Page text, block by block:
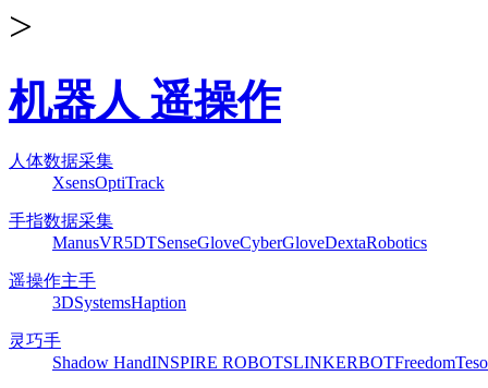
>
机器人 遥操作
人体数据采集
XsensOptiTrack
手指数据采集
ManusVR5DTSenseGloveCyberGloveDextaRobotics
遥操作主手
3DSystemsHaption
灵巧手
Shadow HandINSPIRE ROBOTSLINKERBOTFreedom